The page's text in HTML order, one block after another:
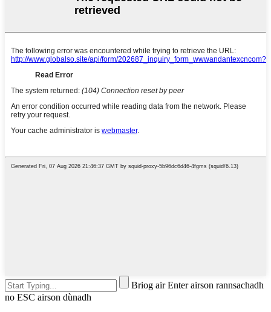
Briog air Enter airson rannsachadh
no ESC airson dùnadh